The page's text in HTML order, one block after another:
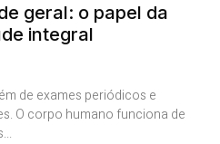
geral: o papel da
integral
de exames periódicos e
O corpo humano funciona de